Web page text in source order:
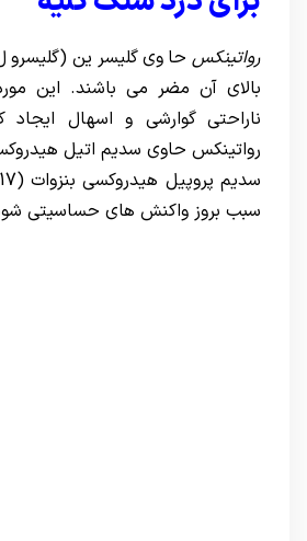
رواتینکس حاوی گلیسرین
بالای آن مضر می باشند. این
ناراحتی گوارشی و اسهال ایجاد
سبب بروز واکنش های حساسیتی